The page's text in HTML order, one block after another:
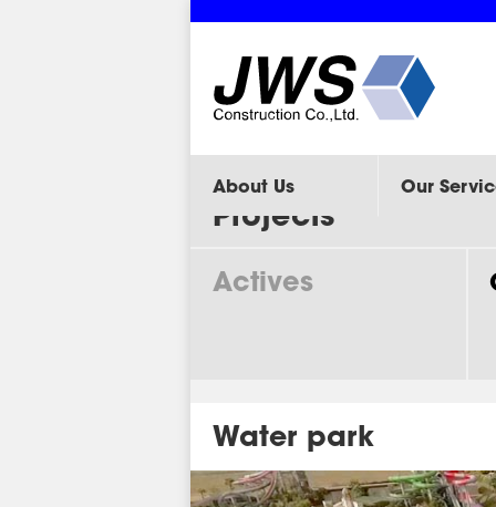
About Us Our
Projects
Actives
Water park